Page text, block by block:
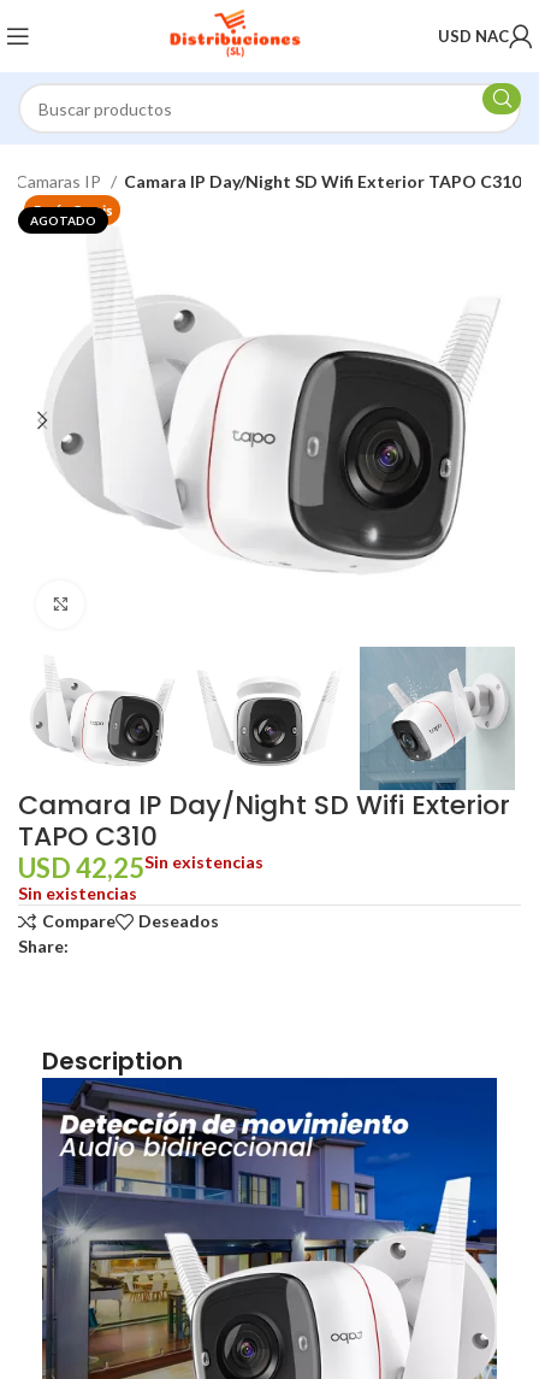
USD NAC
Camaras IP Camara IP Day/Night SD Wifi Exterior TAPO C310
AGOTADO
Envío Gratis
Camara IP Day/Night SD Wifi Exterior
TAPO C310
USD42,25Sin existencias
Sin existencias
Compare
Deseados
Share:
Description